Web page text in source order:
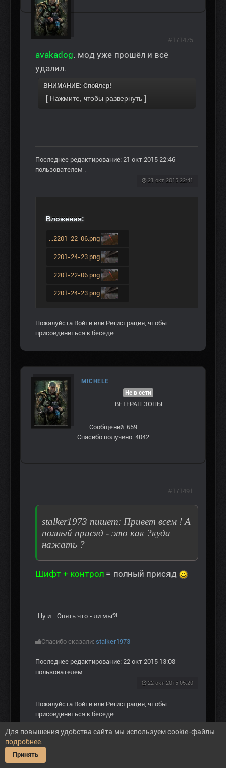
avakadog. мод уже прошёл и всё
удалил.
ВНИМАНИЕ: Спойлер!
Последнее редактирование: 21 окт 2015 22:46
пользователем .
21 окт 2015 22:41
#171475
Вложения:
...2201-22-06.png
...2201-24-23.png
...2201-22-06.png
...2201-24-23.png
Пожалуйста Войти или Регистрация, чтобы
присоединиться к беседе.
MICHELE
Не в сети
ВЕТЕРАН ЗOНЫ
Сообщений: 659
Спасибо получено: 4042
stalker1973 пишет: Привет всем ! А
полный присяд - это как ?куда
нажать ?
Шифт + контрол = полный присяд
Ну и ...Опять что - ли мы?!
Спасибо сказали: stalker1973
Последнее редактирование: 22 окт 2015 13:08
пользователем .
22 окт 2015 05:20
#171491
Пожалуйста Войти или Регистрация, чтобы
присоединиться к беседе.
Для повышения удобства сайта мы используем cookie-файлы
подробнее.
Принять